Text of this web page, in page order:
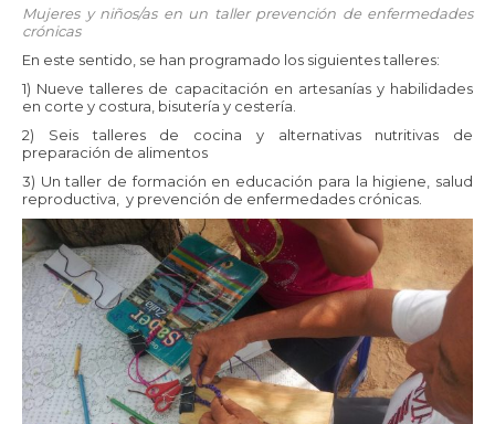
Mujeres y niños/as en un taller prevención de enfermedades
crónicas
En este sentido, se han programado los siguientes talleres:
1) Nueve talleres de capacitación en artesanías y habilidades
en corte y costura, bisutería y cestería.
2) Seis talleres de cocina y alternativas nutritivas de
preparación de alimentos
3) Un taller de formación en educación para la higiene, salud
reproductiva, y prevención de enfermedades crónicas.